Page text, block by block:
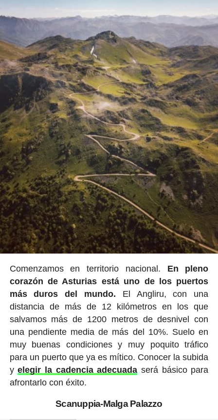
Comenzamos en territorio nacional. En pleno
corazón de Asturias está uno de los puertos
más duros del mundo. El Angliru, con una
distancia de más de 12 kilómetros en los que
salvamos más de 1200 metros de desnivel con
una pendiente media de más del 10%. Suelo en
muy buenas condiciones y muy poquito tráfico
para un puerto que ya es mítico. Conocer la subida
yelegir la cadencia adecuada será básico para
afrontarlo con éxito.
Scanuppia-Malga Palazzo